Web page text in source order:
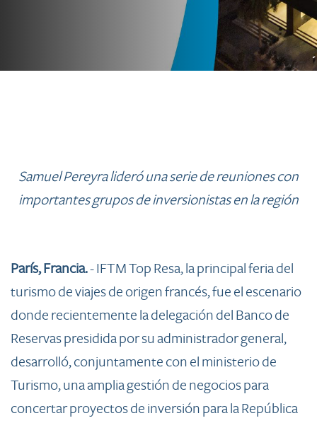
Samuel Pereyra lideró una serie de reuniones con
importantes grupos de inversionistas en la región
París, Francia.- IFTM Top Resa, la principal feria del
turismo de viajes de origen francés, fue el escenario
donde recientemente la delegación del Banco de
Reservas presidida por su administrador general,
desarrolló, conjuntamente con el ministerio de
Turismo, una amplia gestión de negocios para
concertar proyectos de inversión para la República